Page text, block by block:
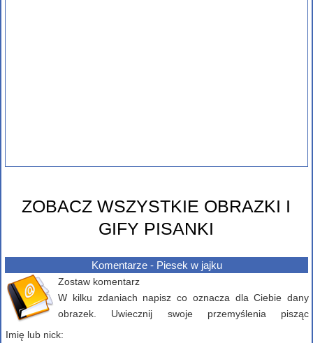
ZOBACZ WSZYSTKIE OBRAZKI I
GIFY PISANKI
Komentarze - Piesek w jajku
Zostaw komentarz
W kilku zdaniach napisz co oznacza dla Ciebie dany
obrazek. Uwiecznij swoje przemyślenia pisząc
Imię lub nick: